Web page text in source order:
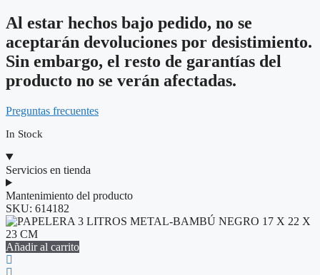
Al estar hechos bajo pedido, no se
aceptarán devoluciones por desistimiento.
Sin embargo, el resto de garantías del
producto no se verán afectadas.
Preguntas frecuentes
In Stock
Servicios en tienda
Mantenimiento del producto
SKU: 614182
Añadir al carrito